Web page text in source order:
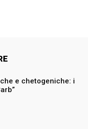
e chetogeniche: i